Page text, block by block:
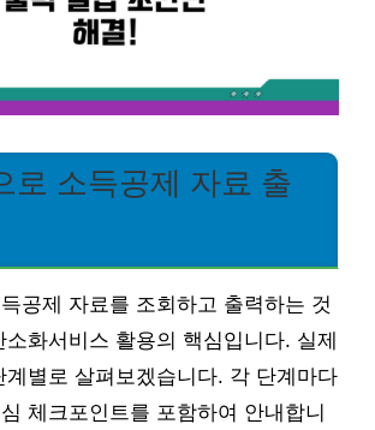
로 소득공제 자료 출
공제 자료를 조회하고 출력하는 것
소화서비스 활용의 핵심입니다. 실제
계별로 살펴보겠습니다. 각 단계마다
체크포인트를 포함하여 안내합니